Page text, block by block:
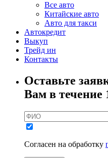
Все авто
Китайские авто
Авто для такси
Автокредит
Выкуп
Трейд ин
Контакты
Оставьте
Вам в течение
Согласен на обработку